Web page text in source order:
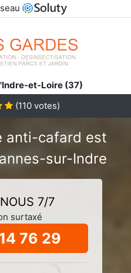
et-Loire (37)
(110 votes)
anti-cafard est
sur-Indre
7/7
surtaxé
76 29